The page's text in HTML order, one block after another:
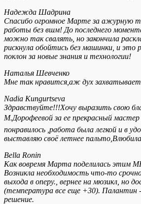
Надежда Шадрина
Спасибо огромное Марте за ажурную
работы без вшм! До последнего
можно так свалять, но закончила
рискнула обойтись без машинки, и это
поклон за новые знания и технологии!
Наталья Шевченко
Мне так нравится,аж дух
Nadia Kungurtseva
Здравствуйте!!!Хочу выразить свою
М.Дорофеевой за ее прекрасный
понравилось ,работа была легкой и в
выставляю своё летнее
Bella Ronin
Как вовремя Марта поделилась этим
Возникла необходимость что-то
выхода в оперу., вернее на мюзикл, но
(температура все еще +30). Палантин
решение.